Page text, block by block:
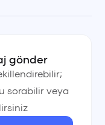
gönder
sorabilir veya